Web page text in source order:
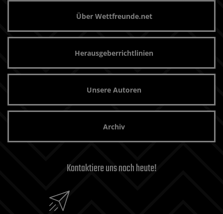
Über Wettfreunde.net
Herausgeberrichtlinien
Unsere Autoren
Archiv
Kontaktiere uns noch heute!